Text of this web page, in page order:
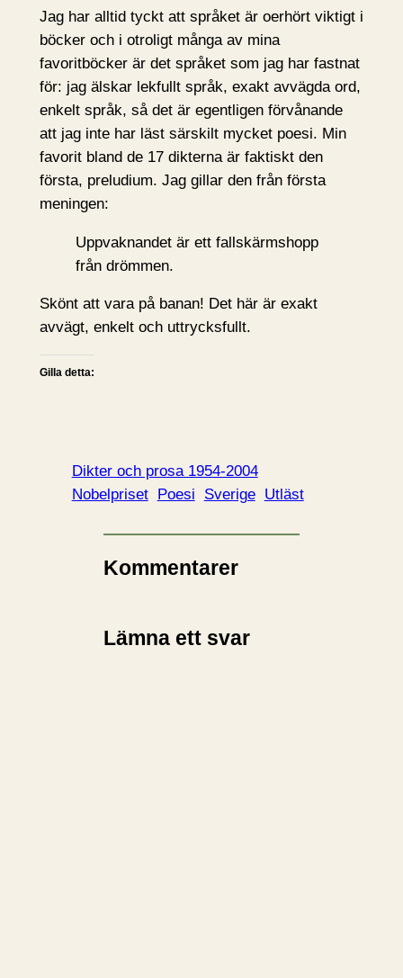
Jag har alltid tyckt att språket är oerhört viktigt i
böcker och i otroligt många av mina
favoritböcker är det språket som jag har fastnat
för: jag älskar lekfullt språk, exakt avvägda ord,
enkelt språk, så det är egentligen förvånande
att jag inte har läst särskilt mycket poesi. Min
favorit bland de 17 dikterna är faktiskt den
första, preludium. Jag gillar den från första
meningen:
Uppvaknandet är ett fallskärmshopp
från drömmen.
Skönt att vara på banan! Det här är exakt
avvägt, enkelt och uttrycksfullt.
Gilla detta:
Dikter och prosa 1954-2004
Nobelpriset Poesi Sverige Utläst
Kommentarer
Lämna ett svar